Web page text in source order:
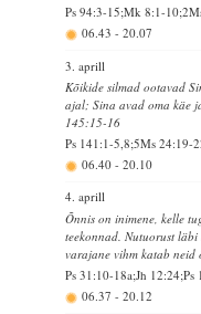
Ps 94:3-15;Mk 8:1-
06.43 - 20.07
3. aprill
Kõikide silmad ootavad
ajal; Sina avad oma käe
145:15-16
Ps 141:1-5,8;5Ms 24:19-
06.40 - 20.10
4. aprill
Õnnis on inimene, kelle
teekonnad. Nutuorust
varajane vihm katab neid
Ps 31:10-18a;Jh 12:24;Ps
06.37 - 20.12